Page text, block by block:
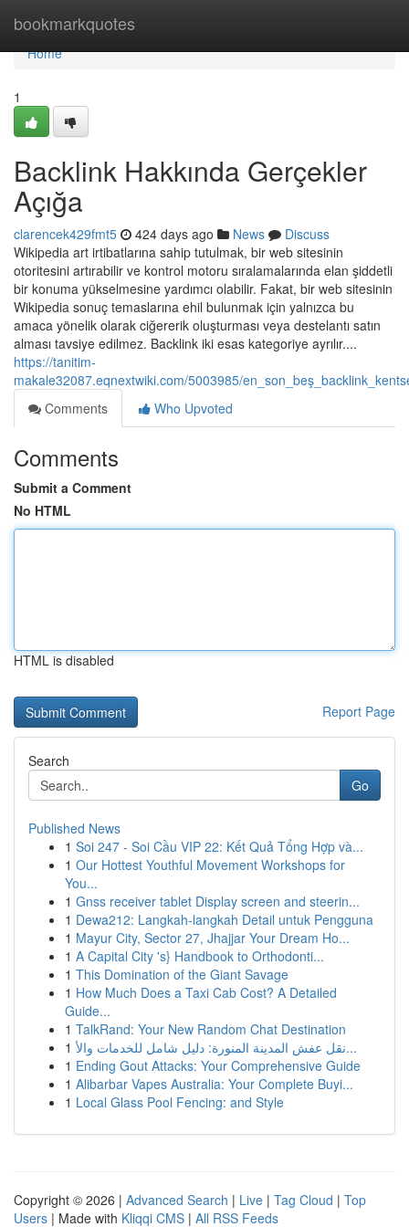
bookmarkquotes
Home
Home
1
Backlink Hakkında Gerçekler
Açığa
clarencek429fmt5 424 days ago News
Discuss
Wikipedia art irtibatlarına sahip tutulmak, bir web sitesinin
otoritesini artırabilir ve kontrol motoru sıralamalarında elan şiddetli
bir konuma yükselmesine yardımcı olabilir. Fakat, bir web sitesinin
Wikipedia sonuç temaslarına ehil bulunmak için yalnızca bu
amaca yönelik olarak ciğererik oluşturması veya destelantı satın
alması tavsiye edilmez. Backlink iki esas kategoriye ayrılır....
https://tanitim-
makale32087.eqnextwiki.com/5003985/
Comments
Who Upvoted
Comments
Submit a Comment
No HTML
HTML is disabled
Report Page
Search
Go
Published News
1 Soi 247 - Soi Cầu VIP 22: Kết Quả Tổng Hợp và...
1 Our Hottest Youthful Movement Workshops for
You...
1 Gnss receiver tablet Display screen and steerin...
1 Dewa212: Langkah-langkah Detail untuk Pengguna
1 Mayur City, Sector 27, Jhajjar Your Dream Ho...
1 A Capital City 's} Handbook to Orthodonti...
1 This Domination of the Giant Savage
1 How Much Does a Taxi Cab Cost? A Detailed
Guide...
1 TalkRand: Your New Random Chat Destination
1
نقل عفش المدينة المنورة: دليل شامل للخدمات والأ...
1 Ending Gout Attacks: Your Comprehensive Guide
1 Alibarbar Vapes Australia: Your Complete Buyi...
1 Local Glass Pool Fencing: and Style
Copyright © 2026 | Advanced Search | Live | Tag Cloud | Top
Users | Made with Kliqqi CMS | All RSS Feeds